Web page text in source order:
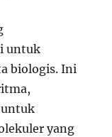
untuk
biologis. Ini
untuk
yang